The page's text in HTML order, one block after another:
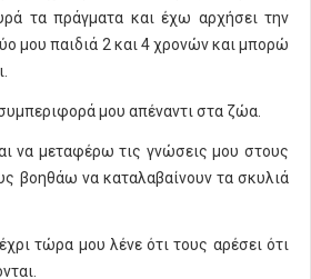
τα πράγματα και έχω αρχήσει την
μου παιδιά 2 και 4 χρονών και μπορώ
μου απέναντι στα ζώα.
να μεταφέρω τις γνώσεις μου στους
βοηθάω να καταλαβαίνουν τα σκυλιά
τώρα μου λένε ότι τους αρέσει ότι